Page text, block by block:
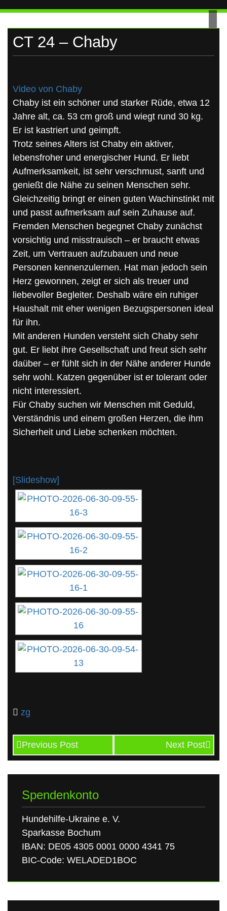
CT 24 – Chaby
Video von Chaby
Chaby ist ein schöner und starker Rüde, etwa 12
Jahre alt, ca. 53 cm groß und wiegt rund 30 kg.
Er ist kastriert und geimpft.
Trotz seines Alters ist Chaby ein aktiver,
lebensfroher und energischer Hund. Er liebt
Aufmerksamkeit, ist sehr verschmust, sanft und
genießt die Nähe zu seinen Menschen sehr.
Gleichzeitig bringt er einen guten Wachinstinkt mit
und passt aufmerksam auf sein Zuhause auf.
Fremden Menschen begegnet Chaby zunächst
vorsichtig und misstrauisch – er braucht etwas
Zeit, um Vertrauen aufzubauen und neue
Personen kennenzulernen. Hat man jedoch sein
Herz gewonnen, zeigt er sich als treuer und
liebevoller Begleiter. Deshalb wäre ein ruhiger
Haushalt mit eher wenigen Bezugspersonen ideal
für ihn.
Mit anderen Hunden versteht sich Chaby sehr
gut. Er liebt ihre Gesellschaft und freut sich sehr
daüber – er fühlt sich in der Nähe anderer Hunde
sehr wohl. Katzen gegenüber ist er tolerant oder
nicht interessiert.
Für Chaby suchen wir Menschen mit Geduld,
Verständnis und einem großen Herzen, die ihm
Sicherheit und Liebe schenken möchten.
[Slideshow]
zg
Previous Post Next Post
Spendenkonto
Hundehilfe-Ukraine e. V.
Sparkasse Bochum
IBAN: DE05 4305 0001 0000 4341 75
BIC-Code: WELADED1BOC